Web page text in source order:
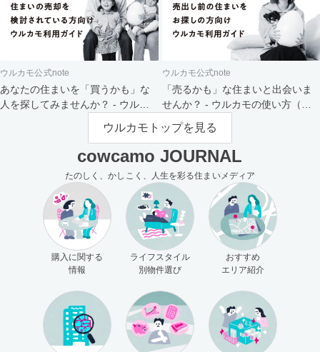
ウルカモ公式note
あなたの住まいを「買うかも」な
人を探してみませんか？ - ウルカ
ウルカモ公式note
「売るかも」な住まいと出会いま
せんか？ - ウルカモの使い方（買
主さま向け）
ウルカモトップを見る
cowcamo JOURNAL
たのしく、かしこく、人生を彩る住まいメディア
購入に関する
情報
ライフスタイル
別物件選び
おすすめ
エリア紹介